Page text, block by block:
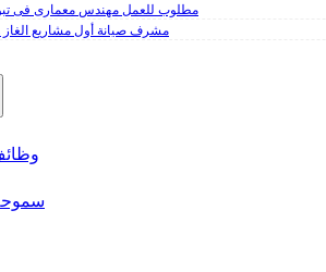
مطلوب للعمل مهندس معمارى فى
مشرف صيانة أول مشاريع الغاز